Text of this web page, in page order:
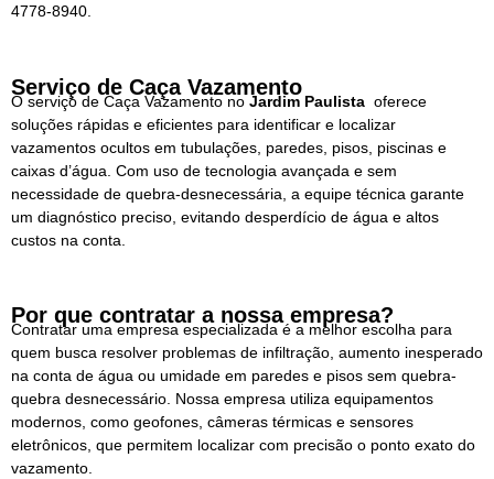
4778-8940
Serviço de Caça Vazamento
O serviço de Caça Vazamento noJardim Paulista oferece
soluções rápidas e eficientes para identificar e localizar
vazamentos ocultos em tubulações, paredes, pisos, piscinas e
caixas d’água. Com uso de tecnologia avançada e sem
necessidade de quebra-desnecessária, a equipe técnica garante
um diagnóstico preciso, evitando desperdício de água e altos
custos na conta.
Por que contratar a nossa empresa?
Contratar uma empresa especializada é a melhor escolha para
quem busca resolver problemas de infiltração, aumento inesperado
na conta de água ou umidade em paredes e pisos sem quebra-
quebra desnecessário. Nossa empresa utiliza equipamentos
modernos, como geofones, câmeras térmicas e sensores
eletrônicos, que permitem localizar com precisão o ponto exato do
vazamento.